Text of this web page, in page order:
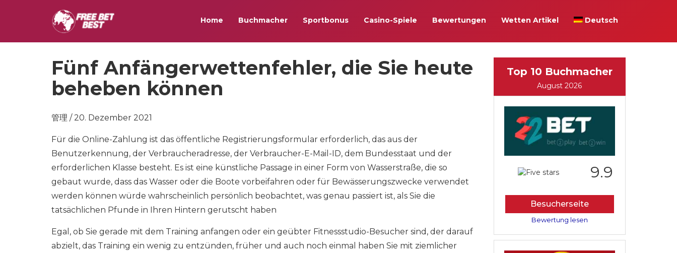
Home Buchmacher Sportbonus Casino-Spiele Bewertungen Wetten Artikel Deutsch
Fünf Anfängerwettenfehler, die Sie heute
beheben können
管理 / 20. Dezember 2021
Für die Online-Zahlung ist das öffentliche Registrierungsformular erforderlich, das aus der
Benutzerkennung, der Verbraucheradresse, der Verbraucher-E-Mail-ID, dem Bundesstaat und der
erforderlichen Klasse besteht. Es ist eine künstliche Passage in einer Form von Wasserstraße, die so
gebaut wurde, dass das Wasser oder die Boote vorbeifahren oder für Bewässerungszwecke verwendet
werden können würde wahrscheinlich persönlich beobachtet, was genau passiert ist, als Sie die
tatsächlichen Pfunde in Ihren Hintern gerutscht haben
Egal, ob Sie gerade mit dem Training anfangen oder ein geübter Fitnessstudio-Besucher sind, der darauf
abzielt, das Training ein wenig zu entzünden, früher und auch noch einmal haben Sie mit ziemlicher
Top 10 Buchmacher
August 2026
9.9
Besucherseite
Bewertung lesen